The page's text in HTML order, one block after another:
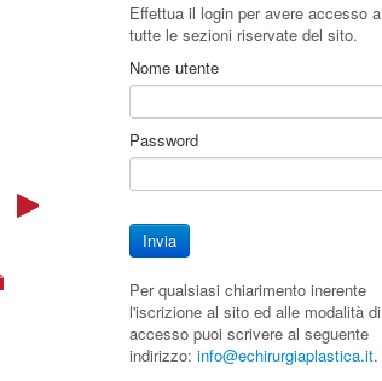
Effettua il login per avere accesso a
tutte le sezioni riservate del sito.
Nome utente
Password
Per qualsiasi chiarimento inerente
l'iscrizione al sito ed alle modalità di
accesso puoi scrivere al seguente
indirizzo:info@echirurgiaplastica.it.